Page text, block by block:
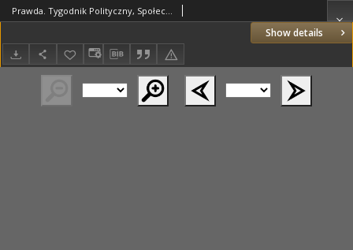
Show details
Prawda. Tygodnik Polityczny, Społeczny i Literacki. 1891 R.11 nr36